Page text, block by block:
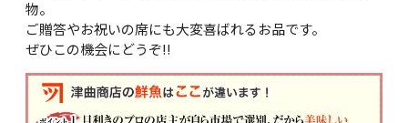
物。
ご贈答やお祝いの席にも大変喜ばれるお品です。
ぜひこの機会にどうぞ!!